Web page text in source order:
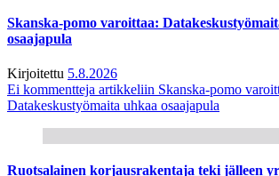
Skanska-pomo varoittaa:
osaajapula
Kirjoitettu 5.8.2026
Ei kommentteja artikkeliin Skanska-pomo
Datakeskustyömaita uhkaa osaajapula
Ruotsalainen korjausrakentaja teki jälleen